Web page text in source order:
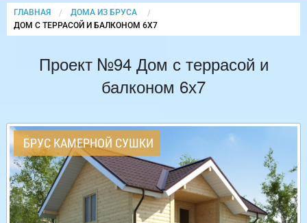
ГЛАВНАЯ
ДОМА ИЗ БРУСА
CURRENT:
ДОМ С ТЕРРАСОЙ И БАЛКОНОМ 6Х7
Проект №94 Дом с террасой и
балконом 6х7
БРУС КАМЕРНОЙ СУШКИ